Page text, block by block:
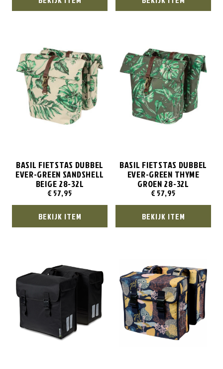
BASIL FIETSTAS DUBBEL
EVER-GREEN SANDSHELL
BEIGE 28-32L
€ 57,95
BEKIJK ITEM
BASIL FIETSTAS DUBBEL
EVER-GREEN THYME
GROEN 28-32L
€ 57,95
BEKIJK ITEM